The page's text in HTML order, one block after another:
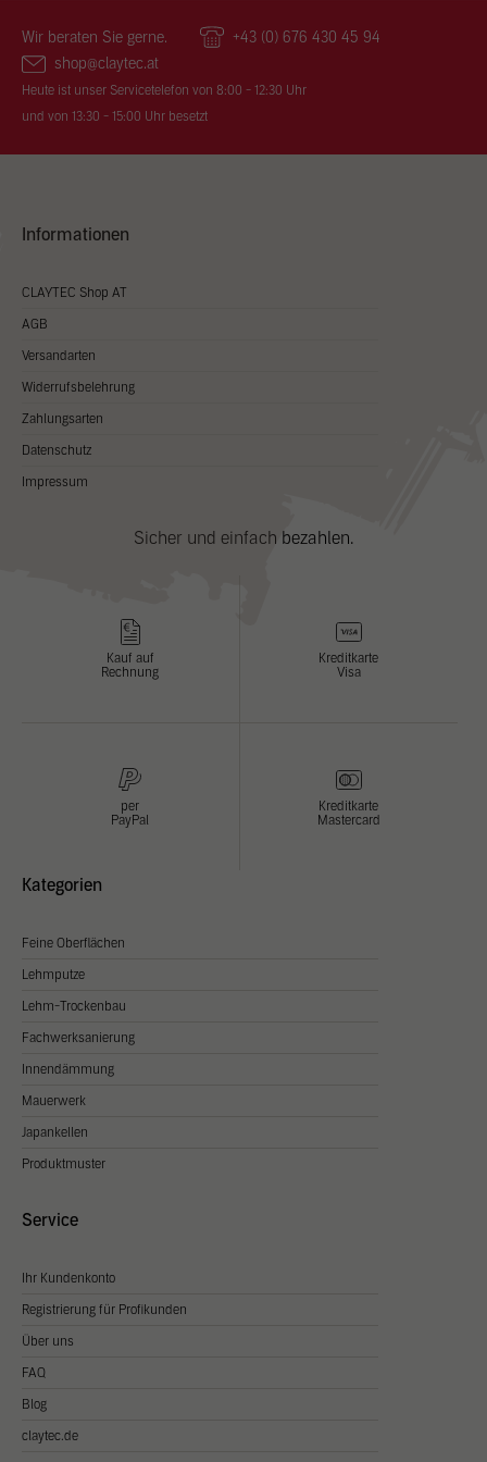
Wir beraten Sie gerne.
+43 (0) 676 430 45 94
shop@claytec.at
Heute ist unser Servicetelefon von 8:00 - 12:30 Uhr
und von 13:30 - 15:00 Uhr besetzt
Informationen
CLAYTEC Shop AT
AGB
Versandarten
Widerrufsbelehrung
Zahlungsarten
Datenschutz
Impressum
Sicher und einfach bezahlen.
Kauf auf
Rechnung
Kreditkarte
Visa
per
PayPal
Kreditkarte
Mastercard
Kategorien
Feine Oberflächen
Lehmputze
Lehm-Trockenbau
Fachwerksanierung
Innendämmung
Mauerwerk
Japankellen
Produktmuster
Service
Ihr Kundenkonto
Registrierung für Profikunden
Über uns
FAQ
Blog
claytec.de